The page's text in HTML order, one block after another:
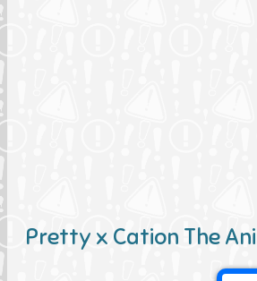
Pretty x Cation The